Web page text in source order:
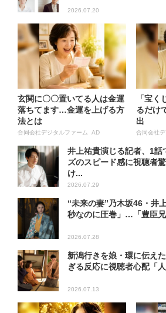
2026.07.20
玄関に〇〇置いてる人は金運
落ちてます…金運を上げる方
法とは
合同会社デジタルファーム AD
「宝
るだけ
出
合同会社
井上祐貴演じる記者、1
ズのスピード感に視聴者
け...
2026.07.29
“未来の妻”乃木坂46・井
秒なのに圧巻」…「豊臣
2026.07.28
新潟行きを娘・環に伝え
ぎる反応に視聴者心配「
2026.07.13